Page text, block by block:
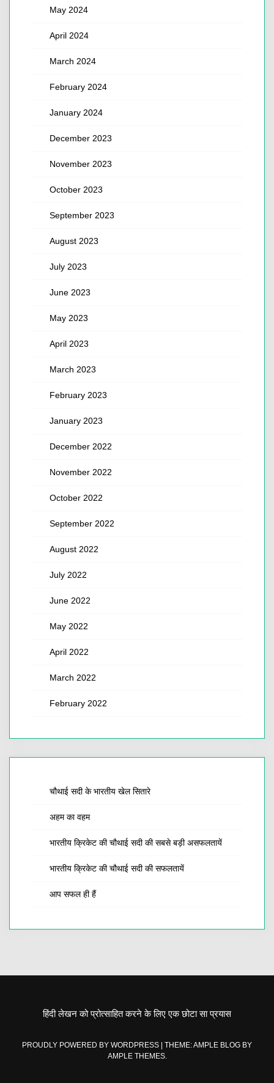
May 2024
April 2024
March 2024
February 2024
January 2024
December 2023
November 2023
October 2023
September 2023
August 2023
July 2023
June 2023
May 2023
April 2023
March 2023
February 2023
January 2023
December 2022
November 2022
October 2022
September 2022
August 2022
July 2022
June 2022
May 2022
April 2022
March 2022
February 2022
चौथाई सदी के भारतीय खेल सितारे
अहम का वहम
भारतीय क्रिकेट की चौथाई सदी की सबसे बड़ी असफलतायें
भारतीय क्रिकेट की चौथाई सदी की सफलतायें
आप सफल ही हैं
हिंदी लेखन को प्रोत्साहित करने के लिए एक छोटा सा प्रयास
PROUDLY POWERED BY WORDPRESS
THEME: AMPLE BLOG BY
AMPLE THEMES.